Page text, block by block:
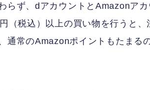
らず、dアカウントとAmazonアカ
（税込）以上の買い物を行うと
通常のAmazonポイントもたまる